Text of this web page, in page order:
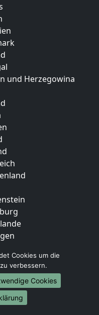
und Herzegowina
Cookies um die
verbessern.
Cookies